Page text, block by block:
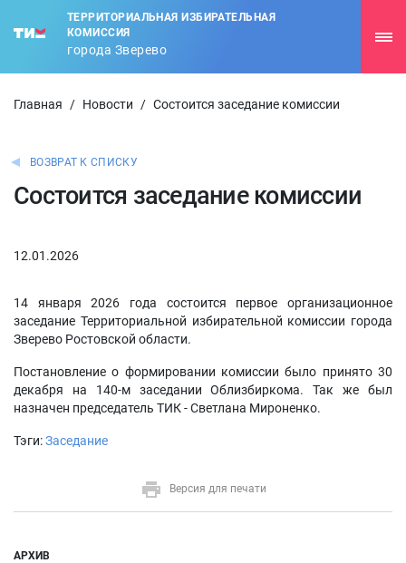
ТЕРРИТОРИАЛЬНАЯ ИЗБИРАТЕЛЬНАЯ
КОМИССИЯ
города Зверево
Главная / Новости / Состоится заседание комиссии
ВОЗВРАТ К СПИСКУ
Состоится заседание комиссии
12.01.2026
14 января 2026 года состоится первое организационное
заседание Территориальной избирательной комиссии города
Зверево Ростовской области.
Постановление о формировании комиссии было принято 30
декабря на 140-м заседании Облизбиркома. Так же был
назначен председатель ТИК - Светлана Мироненко.
Тэги:Заседание
Версия для печати
АРХИВ